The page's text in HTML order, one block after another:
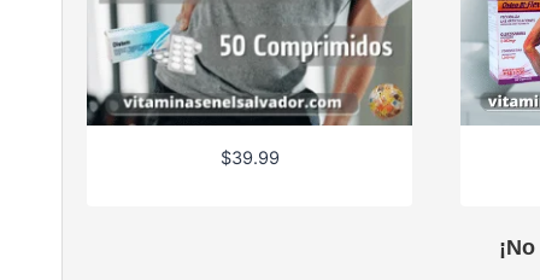
$39.99